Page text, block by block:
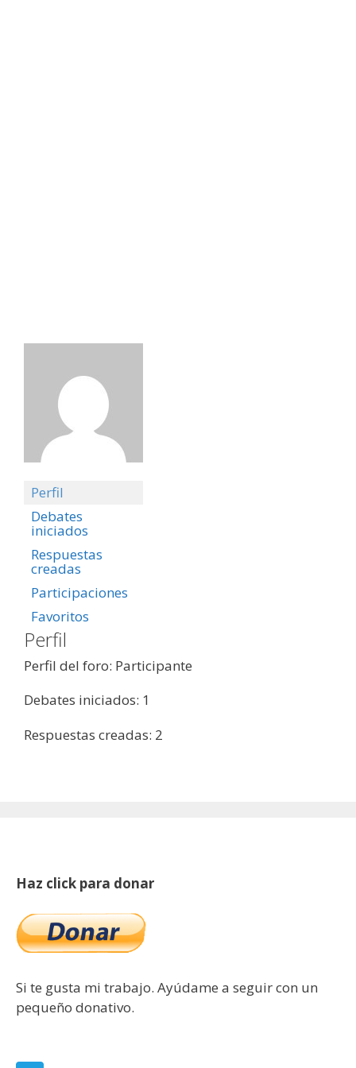
Perfil
Debates
iniciados
Respuestas
creadas
Participaciones
Favoritos
Perfil
Perfil del foro: Participante
Debates iniciados: 1
Respuestas creadas: 2
Haz click para donar
Si te gusta mi trabajo. Ayúdame a seguir con un
pequeño donativo.